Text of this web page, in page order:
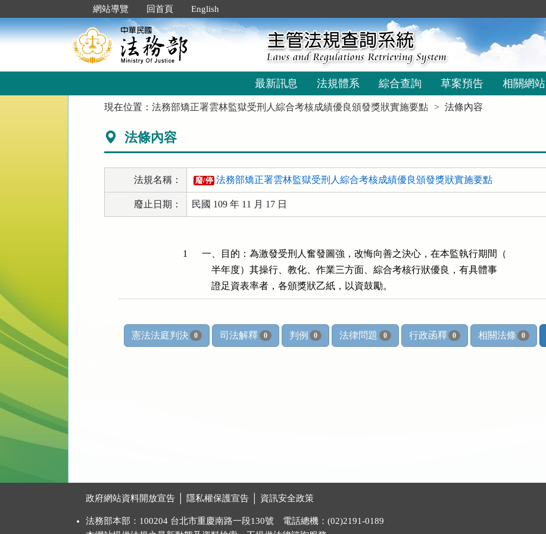
到
主
要
網站導覽 回首頁 English
最新訊息 法規體系 綜合查詢 草案預告 相關網站
現在位置：法務部矯正署雲林監獄受刑人綜合考核成績優良頒發獎狀實施要點 法條內容
法條內容
法規名稱： 廢/停 法務部矯正署雲林監獄受刑人綜合考核成績優良頒發獎狀實施要點
廢止日期： 民國 109 年 11 月 17 日
1
一、目的：為激發受刑人奮發圖強，改悔向善之決心，在本監執行期間（
    半年度）其操行、教化、作業三方面、綜合考核行狀優良，有具體事
    證足資表率者，各頒獎狀乙紙，以資鼓勵。
憲法法庭判決 0 司法解釋 0 判例 0 法律問題 0 行政函釋 0 相關法條 0
政府網站資料開放宣告 隱私權保護宣告 資訊安全政策
法務部本部：100204 台北市重慶南路一段130號 電話總機：(02)2191-0189